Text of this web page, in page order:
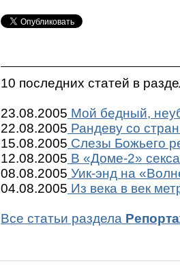
10 последних статей в
23.08.2005 Мой бедный,
22.08.2005 Рандеву со
15.08.2005 Слезы Божьего
12.08.2005 В «Доме-2»
08.08.2005 Уик-энд на
04.08.2005 Из века в век
Все статьи раздела